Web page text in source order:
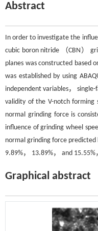
Abstract
In order to investigate the
cubic boron nitride （CBN）
planes was constructed based
was established by using
independent variables，
validity of the V-notch forming
normal grinding force is
influence of grinding wheel
normal grinding force
9.89%， 13.89%， and 15.55%
Graphical abstract